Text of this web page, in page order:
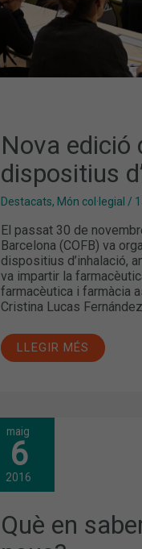
Nova edició
dispositius
Destacats, Món col·legial /
El passat 30 de
Barcelona (COFB) va
dispositius d’inhalació,
va impartir la
farmacèutica i farmàcia
Cristina Lucas
LLEGIR MÉS
maig
6
2016
Què en
QUÈ
EN
SABEM
DELS
FÀRMACS